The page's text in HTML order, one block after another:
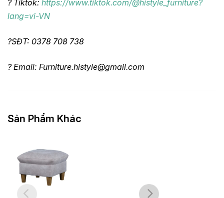
? Tiktok: https://www.tiktok.com/@histyle_furniture?
lang=vi-VN
?SĐT: 0378 708 738
? Email: Furniture.histyle@gmail.com
Sản Phẩm Khác